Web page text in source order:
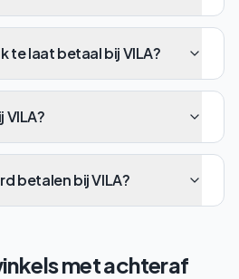
te laat betaal bij VILA?
VILA?
betalen bij VILA?
met achteraf